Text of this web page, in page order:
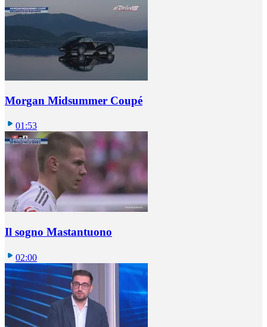
Morgan Midsummer Coupé
01:53
Il sogno Mastantuono
02:00